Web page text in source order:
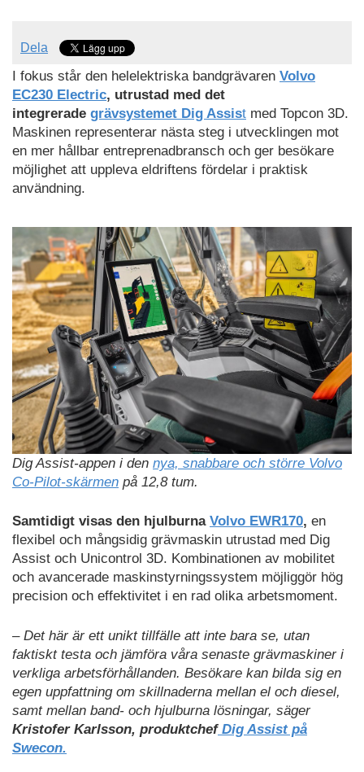
Dela
I fokus står den helelektriska bandgrävaren Volvo
EC230 Electric, utrustad med det
integrerade grävsystemet Dig Assist med Topcon 3D.
Maskinen representerar nästa steg i utvecklingen mot
en mer hållbar entreprenadbransch och ger besökare
möjlighet att uppleva eldriftens fördelar i praktisk
användning.
Dig Assist-appen i den nya, snabbare och större Volvo
Co-Pilot-skärmen på 12,8 tum.
Samtidigt visas den hjulburna Volvo EWR170, en
flexibel och mångsidig grävmaskin utrustad med Dig
Assist och Unicontrol 3D. Kombinationen av mobilitet
och avancerade maskinstyrningssystem möjliggör hög
precision och effektivitet i en rad olika arbetsmoment.
– Det här är ett unikt tillfälle att inte bara se, utan
faktiskt testa och jämföra våra senaste grävmaskiner i
verkliga arbetsförhållanden. Besökare kan bilda sig en
egen uppfattning om skillnaderna mellan el och diesel,
samt mellan band- och hjulburna lösningar, säger
Kristofer Karlsson, produktchefDig Assist på
Swecon.